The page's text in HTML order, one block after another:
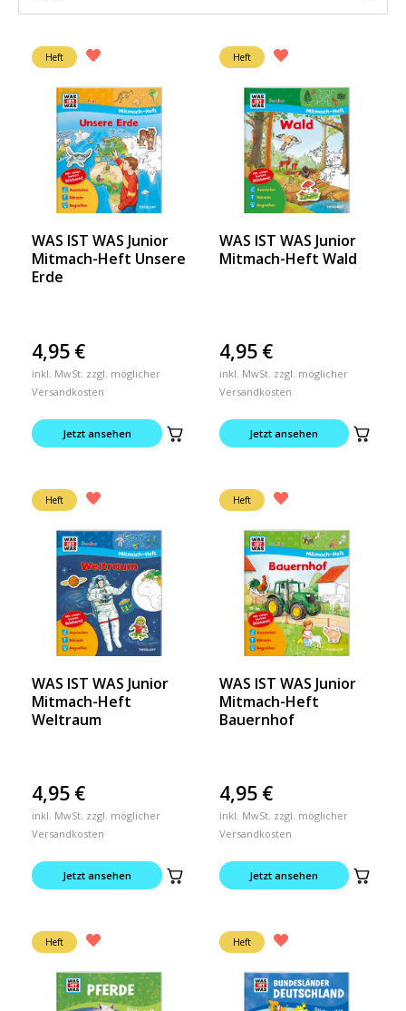
Heft
WAS IST WAS Junior
Mitmach-Heft Unsere
Erde
4,95 €
inkl. MwSt. zzgl. möglicher
Versandkosten
Jetzt ansehen
Heft
WAS IST WAS Junior
Mitmach-Heft Wald
4,95 €
inkl. MwSt. zzgl. möglicher
Versandkosten
Jetzt ansehen
Heft
WAS IST WAS Junior
Mitmach-Heft
Weltraum
4,95 €
inkl. MwSt. zzgl. möglicher
Versandkosten
Jetzt ansehen
Heft
WAS IST WAS Junior
Mitmach-Heft
Bauernhof
4,95 €
inkl. MwSt. zzgl. möglicher
Versandkosten
Jetzt ansehen
Heft Heft